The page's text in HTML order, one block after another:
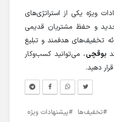
ویژه یکی از استراتژی‌های
و حفظ مشتریان قدیمی
تخفیف‌های هدفمند و تبلیغ
بوقچی، می‌توانید کسب‌وکار
دهید.
تخفیف‌ها
پیشنهادات ویژه